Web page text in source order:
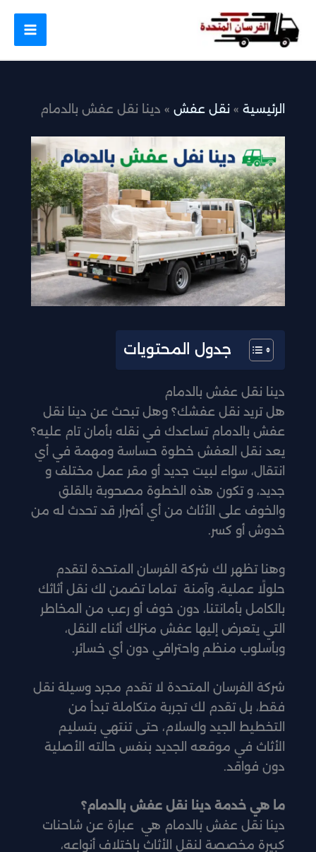
المحتوى
الرئيسية نقل عفش دينا نقل عفش بالدمام
جدول المحتويات
دينا نقل عفش بالدمام
هل تريد نقل عفشك؟ وهل تبحث عن دينا نقل
عفش بالدمام تساعدك في نقله بأمان تام عليه؟
يعد نقل العفش خطوة حساسة ومهمة في أي
انتقال، سواء لبيت جديد أو مقر عمل مختلف و
جديد، و تكون هذه الخطوة مصحوبة بالقلق
والخوف على الأثاث من أي أضرار قد تحدث له من
خدوش أو كسر.
وهنا تظهر لك شركة الفرسان المتحدة لتقدم
حلولًا عملية، وآمنة تماما تضمن لك نقل أثاثك
بالكامل بأمانتنا، دون خوف أو رعب من المخاطر
التي يتعرض إليها عفش منزلك أثناء النقل،
وبأسلوب منظم واحترافي دون أي خسائر.
شركة الفرسان المتحدة لا تقدم مجرد وسيلة نقل
فقط، بل تقدم لك تجربة متكاملة تبدأ من
التخطيط الجيد والسلام، حتى تنتهي بتسليم
الأثاث في موقعه الجديد بنفس حالته الأصلية
دون فواقد.
ما هي خدمة دينا نقل عفش بالدمام؟
دينا نقل عفش بالدمام هي عبارة عن شاحنات
كبيرة مخصصة لنقل الأثاث باختلاف أنواعه،